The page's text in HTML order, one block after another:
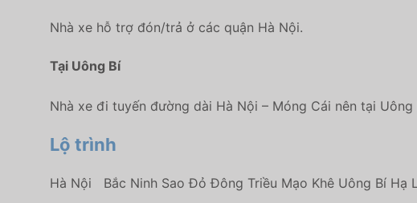
Nhà xe hỗ trợ đón/trả ở các quận Hà Nội.
Tại Uông Bí
Nhà xe đi tuyến đường dài Hà Nội – Móng Cái nên tại
Lộ trình
Hà Nội Bắc Ninh Sao Đỏ Đông Triều Mạo Khê Uông Bí Hạ